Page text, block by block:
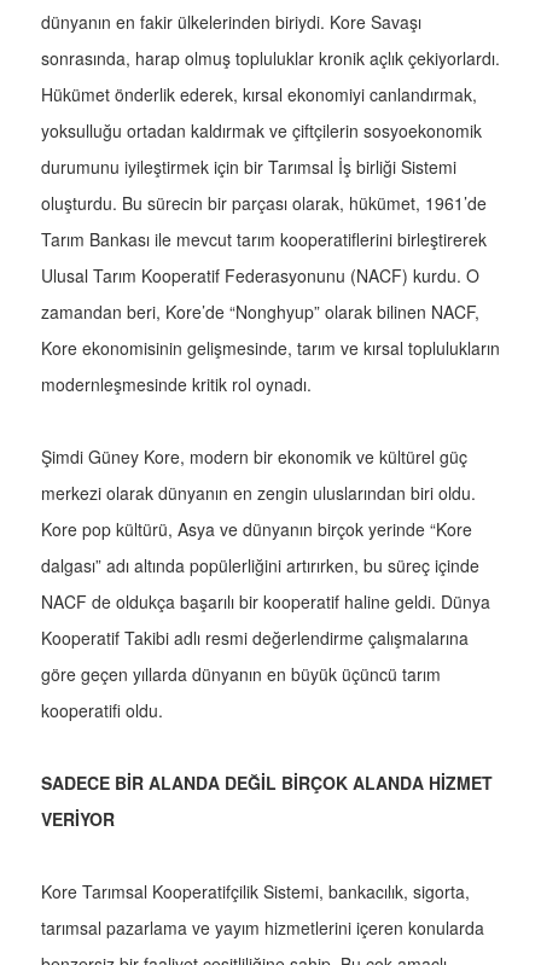
dünyanın en fakir ülkelerinden biriydi. Kore Savaşı
sonrasında, harap olmuş topluluklar kronik açlık çekiyorlardı.
Hükümet önderlik ederek, kırsal ekonomiyi canlandırmak,
yoksulluğu ortadan kaldırmak ve çiftçilerin sosyoekonomik
durumunu iyileştirmek için bir Tarımsal İş birliği Sistemi
oluşturdu. Bu sürecin bir parçası olarak, hükümet, 1961’de
Tarım Bankası ile mevcut tarım kooperatiflerini birleştirerek
Ulusal Tarım Kooperatif Federasyonunu (NACF) kurdu. O
zamandan beri, Kore’de “Nonghyup” olarak bilinen NACF,
Kore ekonomisinin gelişmesinde, tarım ve kırsal toplulukların
modernleşmesinde kritik rol oynadı.
Şimdi Güney Kore, modern bir ekonomik ve kültürel güç
merkezi olarak dünyanın en zengin uluslarından biri oldu.
Kore pop kültürü, Asya ve dünyanın birçok yerinde “Kore
dalgası” adı altında popülerliğini artırırken, bu süreç içinde
NACF de oldukça başarılı bir kooperatif haline geldi. Dünya
Kooperatif Takibi adlı resmi değerlendirme çalışmalarına
göre geçen yıllarda dünyanın en büyük üçüncü tarım
kooperatifi oldu.
SADECE BİR ALANDA DEĞİL BİRÇOK ALANDA HİZMET
VERİYOR
Kore Tarımsal Kooperatifçilik Sistemi, bankacılık, sigorta,
tarımsal pazarlama ve yayım hizmetlerini içeren konularda